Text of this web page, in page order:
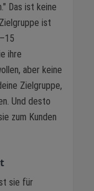
Das ist keine
ist
ihre
aber keine
Zielgruppe,
Und desto
zum Kunden
sie für